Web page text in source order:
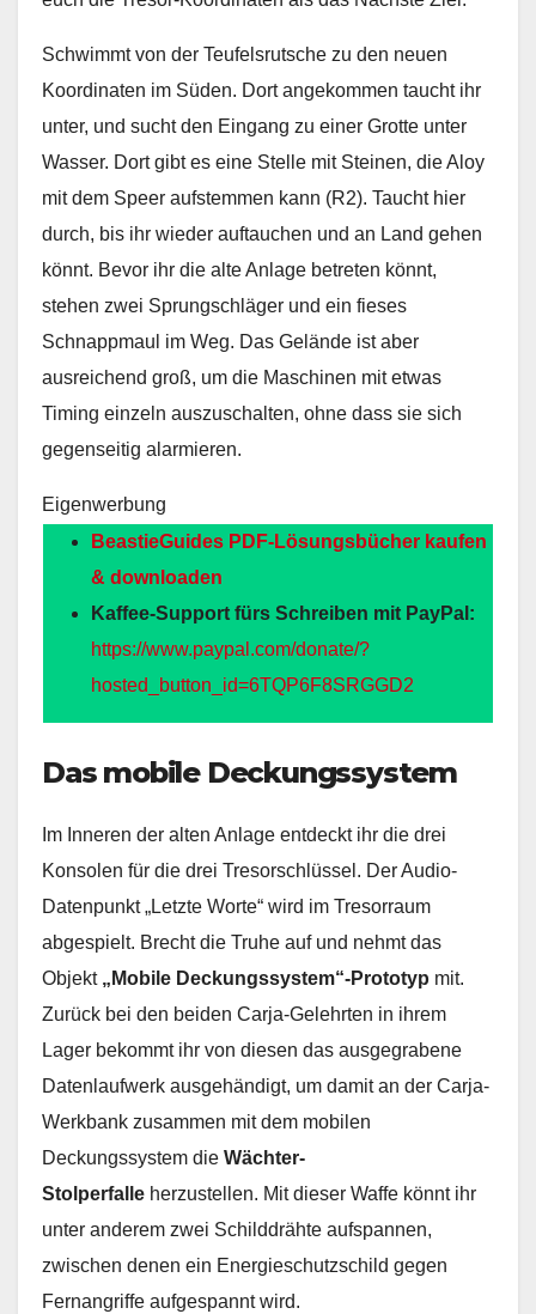
Schwimmt von der Teufelsrutsche zu den neuen
Koordinaten im Süden. Dort angekommen taucht ihr
unter, und sucht den Eingang zu einer Grotte unter
Wasser. Dort gibt es eine Stelle mit Steinen, die Aloy
mit dem Speer aufstemmen kann (R2). Taucht hier
durch, bis ihr wieder auftauchen und an Land gehen
könnt. Bevor ihr die alte Anlage betreten könnt,
stehen zwei Sprungschläger und ein fieses
Schnappmaul im Weg. Das Gelände ist aber
ausreichend groß, um die Maschinen mit etwas
Timing einzeln auszuschalten, ohne dass sie sich
gegenseitig alarmieren.
Eigenwerbung
BeastieGuides PDF-Lösungsbücher kaufen
& downloaden
Kaffee-Support fürs Schreiben mit PayPal:
https://www.paypal.com/donate/?
hosted_button_id=6TQP6F8SRGGD2
Das mobile Deckungssystem
Im Inneren der alten Anlage entdeckt ihr die drei
Konsolen für die drei Tresorschlüssel. Der Audio-
Datenpunkt „Letzte Worte“ wird im Tresorraum
abgespielt. Brecht die Truhe auf und nehmt das
Objekt „Mobile Deckungssystem“-Prototyp mit.
Zurück bei den beiden Carja-Gelehrten in ihrem
Lager bekommt ihr von diesen das ausgegrabene
Datenlaufwerk ausgehändigt, um damit an der Carja-
Werkbank zusammen mit dem mobilen
Deckungssystem die Wächter-
Stolperfalle herzustellen. Mit dieser Waffe könnt ihr
unter anderem zwei Schilddrähte aufspannen,
zwischen denen ein Energieschutzschild gegen
Fernangriffe aufgespannt wird.